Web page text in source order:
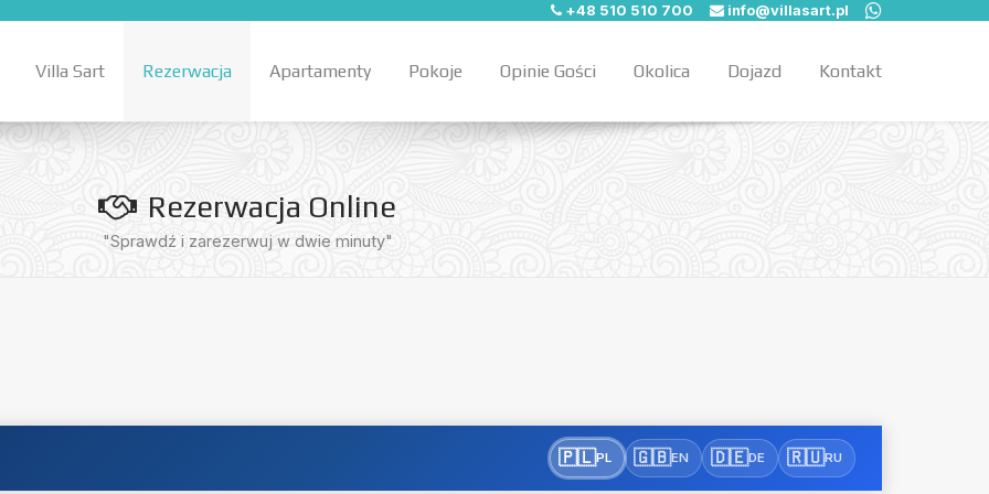
+48 510 510 700 info@villasart.pl
Villa Sart Rezerwacja Apartamenty Pokoje Opinie Gości Okolica Dojazd Kontakt
Rezerwacja Online
"Sprawdź i zarezerwuj w dwie minuty"
🇵🇱PL 🇬🇧EN 🇩🇪DE 🇷🇺RU